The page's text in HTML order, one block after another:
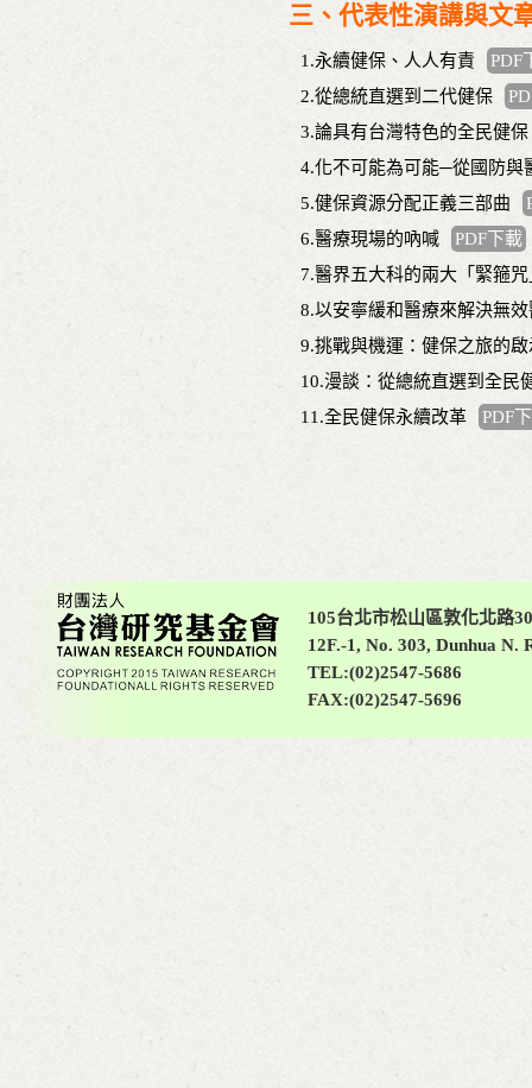
三、代表性演講與文
1.永續健保、人人有責
PDF
2.從總統直選到二代健保
3.論具有台灣特色的全民健保
4.化不可能為可能─從國防與
5.健保資源分配正義三部曲
6.醫療現場的吶喊
PDF下載
7.醫界五大科的兩大「緊箍咒
8.以安寧緩和醫療來解決無
9.挑戰與機運：健保之旅的啟
10.漫談：從總統直選到全民
11.全民健保永續改革
PDF
105台北市松山區敦化北路
12F.-1, No. 303, Dunhua N.
TEL:(02)2547-5686
FAX:(02)2547-5696